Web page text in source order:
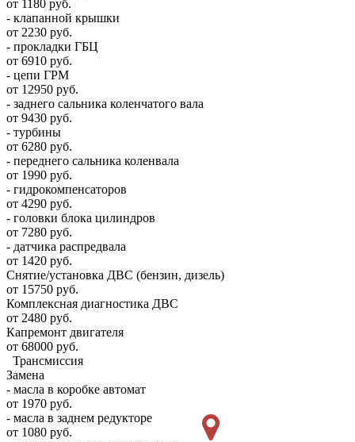
от 1180 руб.
- клапанной крышки
от 2230 руб.
- прокладки ГБЦ
от 6910 руб.
- цепи ГРМ
от 12950 руб.
- заднего сальника коленчатого вала
от 9430 руб.
- турбины
от 6280 руб.
- переднего сальника коленвала
от 1990 руб.
- гидрокомпенсаторов
от 4290 руб.
- головки блока цилиндров
от 7280 руб.
- датчика распредвала
от 1420 руб.
Снятие/установка ДВС (бензин, дизель)
от 15750 руб.
Комплексная диагностика ДВС
от 2480 руб.
Капремонт двигателя
от 68000 руб.
Трансмиссия
Замена
- масла в коробке автомат
от 1970 руб.
- масла в заднем редукторе
от 1080 руб.